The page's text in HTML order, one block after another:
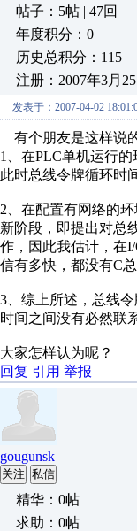
帖子：5帖 | 47回
年度积分：0
历史总积分：115
注册：2007年3月25
发表于：2007-04-02
有个朋友是这样说
1、在PLC单机运行
此时总线令牌循环时
2、在配置有网络的
新阶段，即提出对总
作，因此我估计，在
信有多快，都没有C
3、综上所述，总线
时间之间没有必然联
大家怎样认为呢？
回复 引用 举报
gougunsk
关注 私信
精华：0帖
求助：0帖